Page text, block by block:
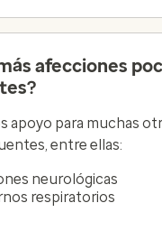
afecciones
apoyo para muchas
entre ellas:
neurológicas
respiratorios